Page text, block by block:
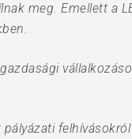
meg. Emellett a